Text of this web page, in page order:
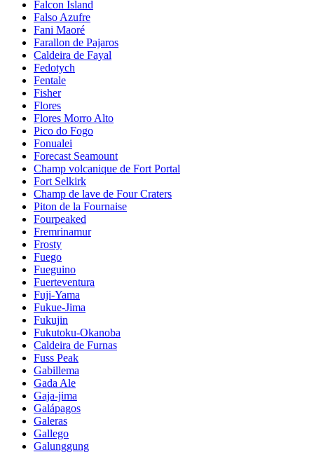
Falcon Island
Falso Azufre
Fani Maoré
Farallon de Pajaros
Caldeira de Fayal
Fedotych
Fentale
Fisher
Flores
Flores Morro Alto
Pico do Fogo
Fonualei
Forecast Seamount
Champ volcanique de Fort Portal
Fort Selkirk
Champ de lave de Four Craters
Piton de la Fournaise
Fourpeaked
Fremrinamur
Frosty
Fuego
Fueguino
Fuerteventura
Fuji-Yama
Fukue-Jima
Fukujin
Fukutoku-Okanoba
Caldeira de Furnas
Fuss Peak
Gabillema
Gada Ale
Gaja-jima
Galápagos
Galeras
Gallego
Galunggung